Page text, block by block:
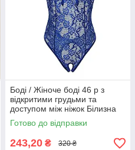
Боді / Жіноче боді 46 р з
відкритими грудьми та
доступом між ніжок Білизна
для шлюбної ночі
Готово до відправки
243,20 ₴ 320 ₴